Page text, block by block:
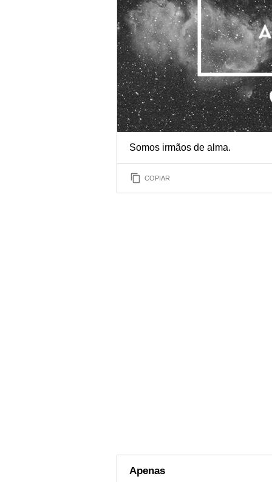
Somos irmãos de alma.
COPIAR
Apenas